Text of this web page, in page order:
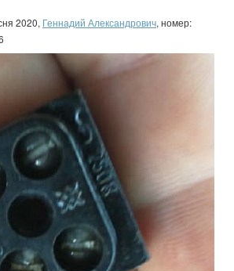
2020, Геннадий Александрович, номер: